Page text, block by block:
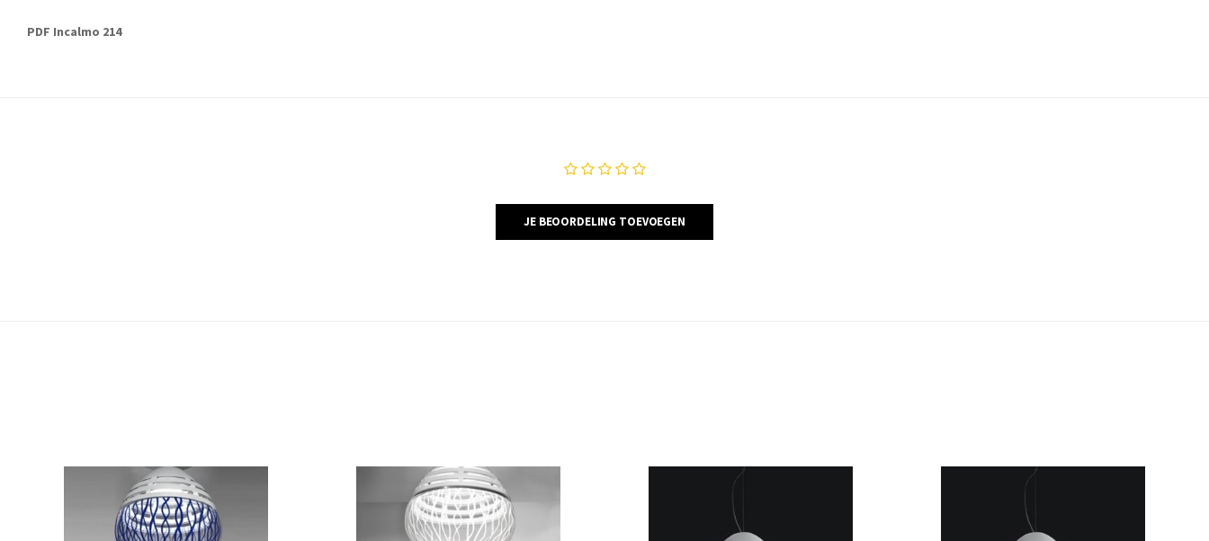
PDF Incalmo 214
JE BEOORDELING TOEVOEGEN